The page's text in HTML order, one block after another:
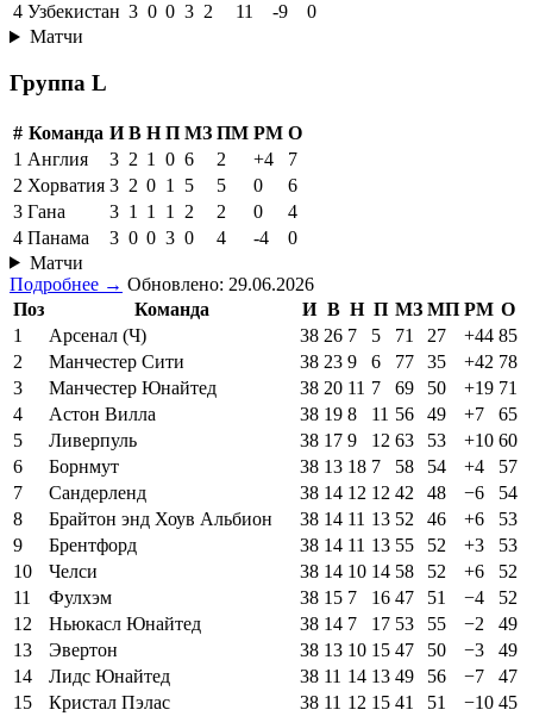
4 Узбекистан 3 0 0 3 2 11 -9
0
Матчи
Группа L
# Команда И В Н П МЗ ПМ РМ О
1 Англия 3 2 1 0 6 2 +4
7
2 Хорватия 3 2 0 1 5 5 0
6
3 Гана 3 1 1 1 2 2 0
4
4 Панама 3 0 0 3 0 4 -4
0
Матчи
Подробнее → Обновлено: 29.06.2026
Поз
Команда И В Н П МЗ МП РМ О
1
Арсенал (Ч) 38 26 7 5 71 27 +44 85
2
Манчестер Сити 38 23 9 6 77 35 +42 78
3
Манчестер Юнайтед 38 20 11 7 69 50 +19 71
4
Астон Вилла 38 19 8 11 56 49 +7
65
5
Ливерпуль 38 17 9 12 63 53 +10 60
6
Борнмут 38 13 18 7 58 54 +4
57
7
Сандерленд 38 14 12 12 42 48 −6
54
8
Брайтон энд Хоув Альбион 38 14 11 13 52 46 +6
53
9
Брентфорд 38 14 11 13 55 52 +3
53
10
Челси 38 14 10 14 58 52 +6
52
11
Фулхэм 38 15 7 16 47 51 −4
52
12
Ньюкасл Юнайтед 38 14 7 17 53 55 −2
49
13
Эвертон 38 13 10 15 47 50 −3
49
14
Лидс Юнайтед 38 11 14 13 49 56 −7
47
15
Кристал Пэлас 38 11 12 15 41 51 −10 45